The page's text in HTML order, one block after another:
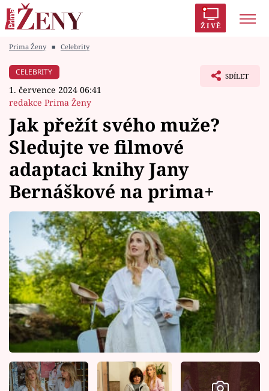
ŽIVĚ
Módní alarm
Témata
Celebrity
Vztahy
Seriály
Horoskopy
Sledujte prima+
Filmový festival Karlovy Vary
Pořady
Prima Ženy ■ Celebrity
CELEBRITY
1. července 2024 06:41
redakce Prima Ženy
SDÍLET
Jak přežít svého muže?
Sledujte ve filmové
adaptaci knihy Jany
Bernáškové na prima+